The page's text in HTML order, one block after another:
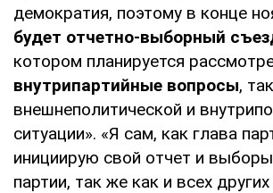
демократия, поэтому в конце
будет отчетно-выборный
котором планируется
внутрипартийные вопросы,
внешнеполитической и
ситуации». «Я сам, как глава
инициирую свой отчет и
партии, так же как и всех